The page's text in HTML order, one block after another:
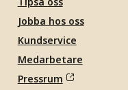
Jobba hos oss
Kundservice
Medarbetare
Pressrum